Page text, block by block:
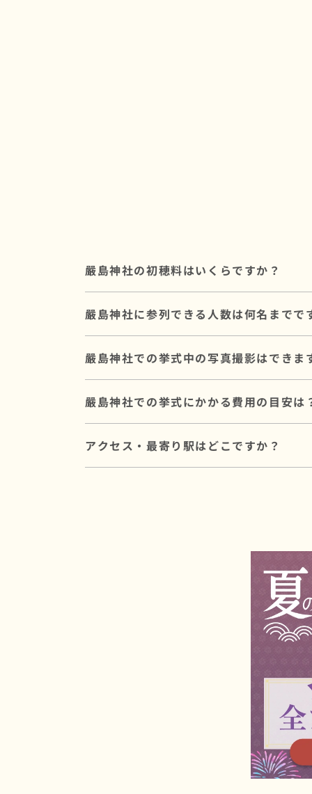
嚴島神社の初穂料はいくらですか？
神社に直接お納めいただく挙式のお礼で、
嚴島神社に参列できる人数は何名までで
親族中心の少人数での家族婚に向いていま
参列人数に合わせたプランや会場のご提案
嚴島神社での挙式中の写真撮影はできま
撮影を重視される方には、撮影条件に合っ
嚴島神社での挙式にかかる費用の目安は
初穂料は神社に直接お納めいただく費用で
写真撮影や会食を含むプランもあり、ご予
アクセス・最寄り駅はどこですか？